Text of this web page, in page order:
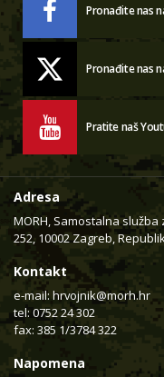
Pronađite nas
Pronađite nas
Pratite naš
Adresa
MORH, Samostalna
252, 10002 Zagreb,
Kontakt
e-mail: hrvojnik@morh.hr
tel: 0752 24 302
fax: 385 1/3784 322
Napomena